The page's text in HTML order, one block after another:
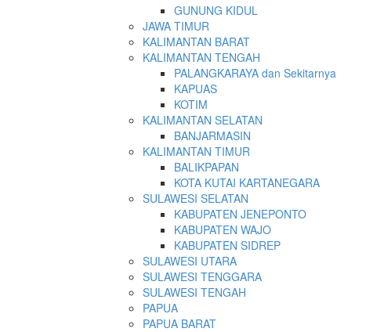
GUNUNG KIDUL
JAWA TIMUR
KALIMANTAN BARAT
KALIMANTAN TENGAH
PALANGKARAYA dan Sekitarnya
KAPUAS
KOTIM
KALIMANTAN SELATAN
BANJARMASIN
KALIMANTAN TIMUR
BALIKPAPAN
KOTA KUTAI KARTANEGARA
SULAWESI SELATAN
KABUPATEN JENEPONTO
KABUPATEN WAJO
KABUPATEN SIDREP
SULAWESI UTARA
SULAWESI TENGGARA
SULAWESI TENGAH
PAPUA
PAPUA BARAT